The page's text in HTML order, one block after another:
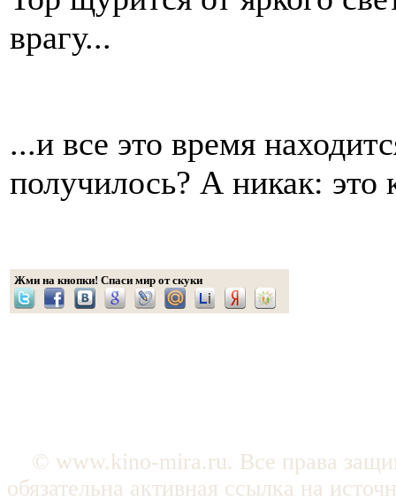
врагу...
...и все это время
получилось? А никак: это
Жми на кнопки! Спаси мир от скуки
© www.kino-mira.ru. Все права
обязательна активная ссылка на